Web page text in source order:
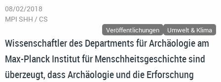
08/02/2018
MPI SHH / CS
Veröffentlichungen Umwelt & Klima
Wissenschaftler des Departments für Archäologie am
Max-Planck Institut für Menschheitsgeschichte sind
überzeugt, dass Archäologie und die Erforschung